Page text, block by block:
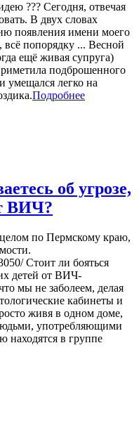
??? Сегодня, отвечая
В двух словах
появления имени моего
всё попорядку ... Весной
ещё живая супруга)
подброшенного
умещался легко на
Подробнее
об угрозе,
ВИЧ?
по Пермскому краю,
Стоит ли бояться
детей от ВИЧ-
мы не заболеем, делая
кабинеты и
живя в одном доме,
употребляющими
находятся в группе